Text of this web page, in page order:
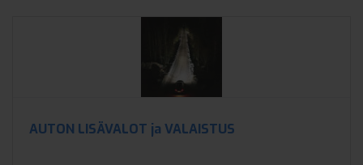
AUTON LISÄVALOT ja VALAISTUS